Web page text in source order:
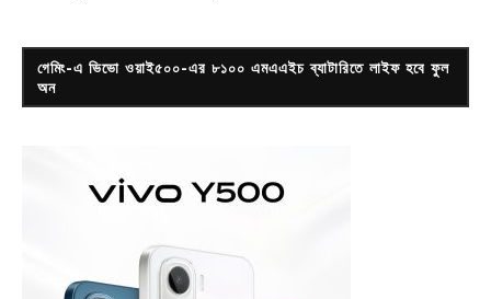
গেমিং-এ ভিভো ওয়াই৫০০-এর ৮১০০ এমএএইচ ব্যাটারিতে লাইফ হবে ফুল
অন